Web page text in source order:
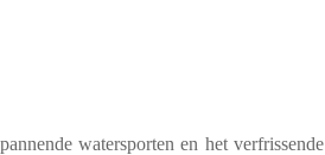
watersporten en het verfrissende